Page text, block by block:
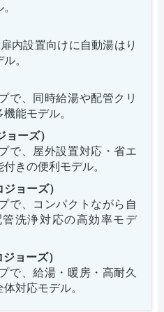
内設置向けに自動湯はり
。
で、同時給湯や配管クリ
能モデル。
ーズ）
で、屋外設置対応・省エ
きの便利モデル。
ョーズ）
で、コンパクトながら自
洗浄対応の高効率モデ
ョーズ）
で、給湯・暖房・高耐久
対応モデル。